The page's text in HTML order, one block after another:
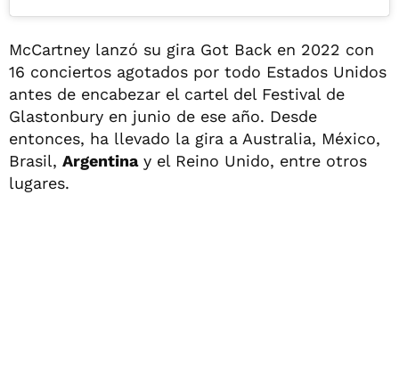
McCartney lanzó su gira Got Back en 2022 con
16 conciertos agotados por todo Estados Unidos
antes de encabezar el cartel del Festival de
Glastonbury en junio de ese año. Desde
entonces, ha llevado la gira a Australia, México,
Brasil, Argentinay el Reino Unido, entre otros
lugares.